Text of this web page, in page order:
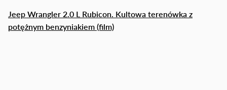
Jeep Wrangler 2.0 L Rubicon. Kultowa terenówka z
potężnym benzyniakiem (film)